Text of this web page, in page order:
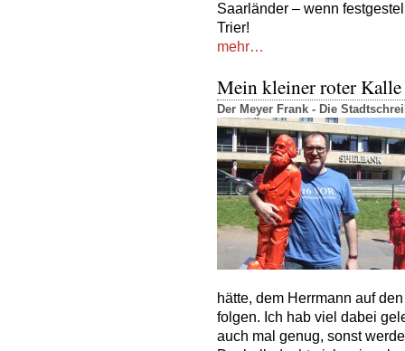
Saarländer – wenn
Trier!
mehr…
Mein kleiner roter Kalle
Der Meyer Frank - Die
hätte, dem Herrmann auf
folgen. Ich hab viel dabei
auch mal genug, sonst